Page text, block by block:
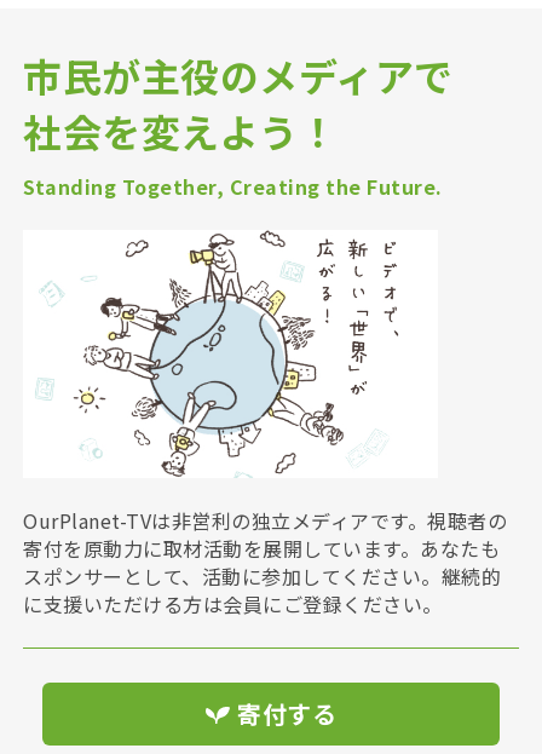
市民が主役のメディアで
社会を変えよう！
Standing Together, Creating the Future.
OurPlanet-TVは非営利の独立メディアです。視聴者の
寄付を原動力に取材活動を展開しています。あなたも
スポンサーとして、活動に参加してください。継続的
に支援いただける方は会員にご登録ください。
寄付する